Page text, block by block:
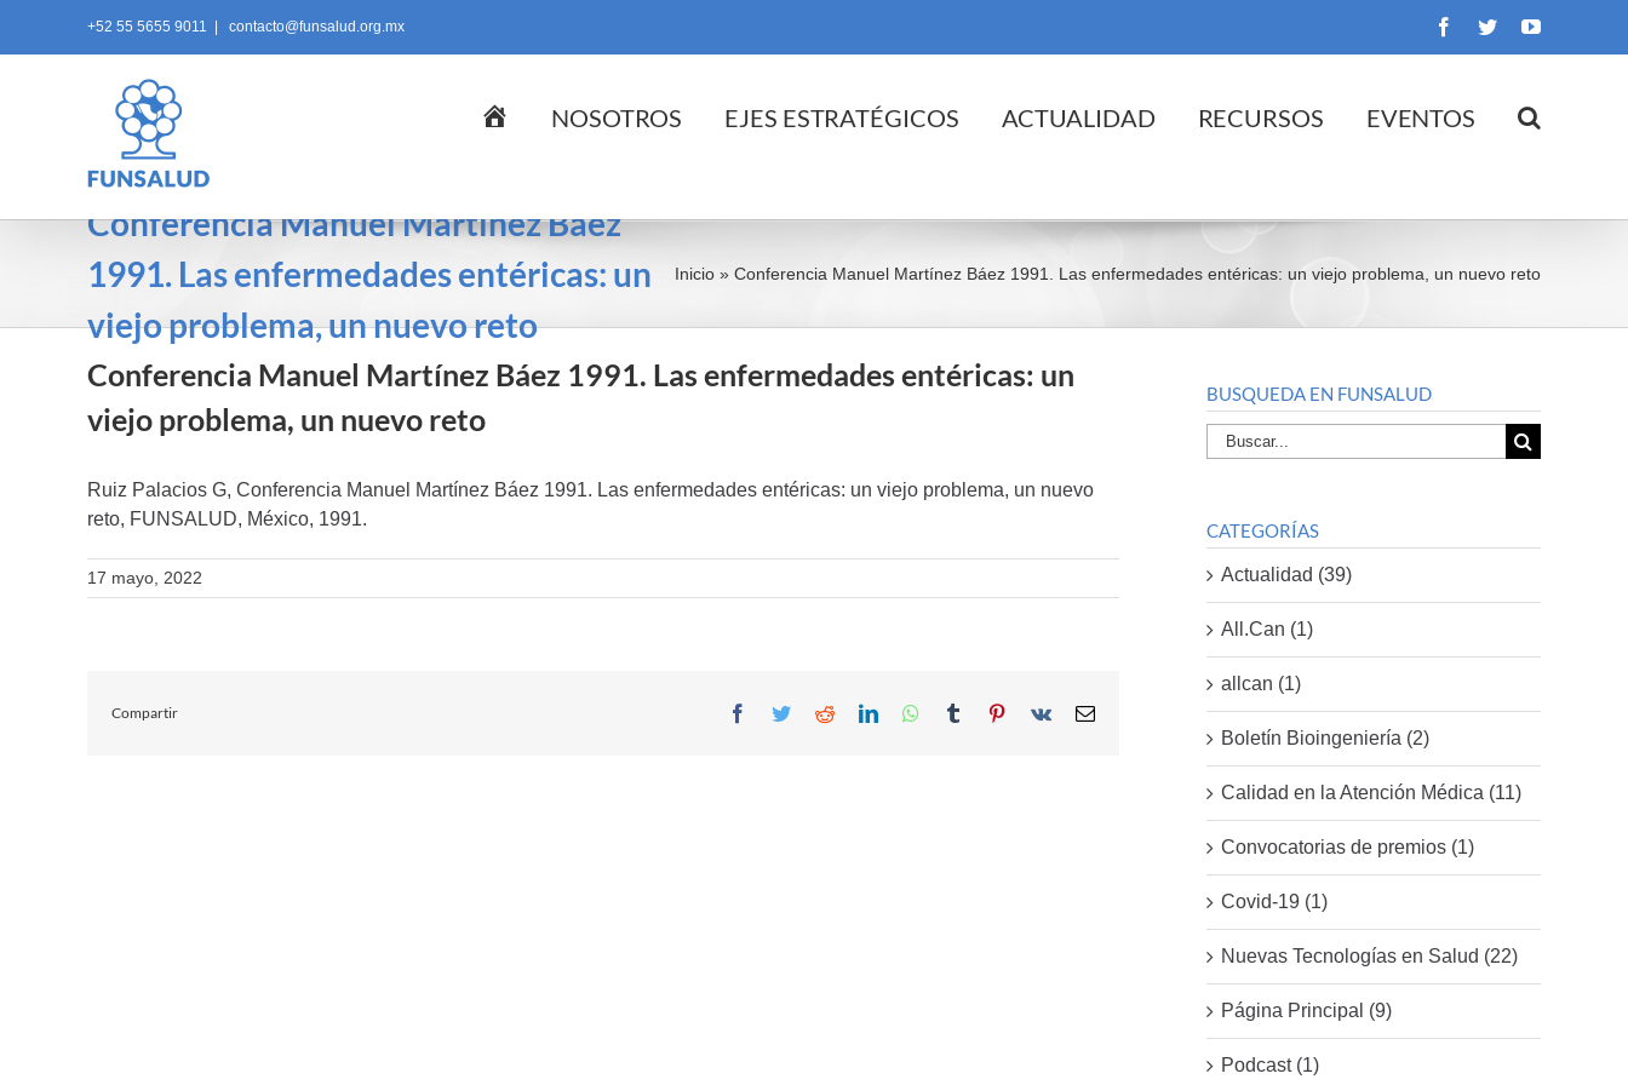
+52 55 5655 9011 contacto@funsalud.org.mx Facebook
TwitterYouTube
InicioNOSOTROS EJES ESTRATÉGICOS ACTUALIDAD RECURSOS EVENTOS
Conferencia Manuel Martínez Báez
1991. Las enfermedades entéricas: un
viejo problema, un nuevo reto
Inicio » Conferencia Manuel Martínez Báez 1991. Las enfermedades entéricas: un viejo problema, un nuevo reto
Conferencia Manuel Martínez Báez 1991. Las enfermedades entéricas: un
viejo problema, un nuevo reto
Ruiz Palacios G, Conferencia Manuel Martínez Báez 1991. Las enfermedades entéricas: un viejo problema, un nuevo
reto, FUNSALUD, México, 1991.
17 mayo, 2022
Compartir Facebook
TwitterRedditLinkedInWhatsApp
Tumblr Pinterest
Vk Email
BUSQUEDA EN FUNSALUD
Buscar
por:
CATEGORÍAS
Actualidad (39)
All.Can (1)
allcan (1)
Boletín Bioingeniería (2)
Calidad en la Atención Médica (11)
Convocatorias de premios (1)
Covid-19 (1)
Nuevas Tecnologías en Salud (22)
Página Principal (9)
Podcast (1)